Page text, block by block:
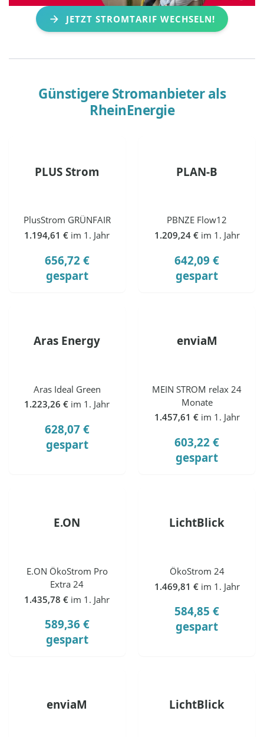
JETZT STROMTARIF WECHSELN!
Günstigere Stromanbieter als
RheinEnergie
PLUS Strom
PlusStrom GRÜNFAIR
1.194,61 € im 1. Jahr
656,72 €
gespart
PLAN-B
PBNZE Flow12
1.209,24 € im 1. Jahr
642,09 €
gespart
Aras Energy
Aras Ideal Green
1.223,26 € im 1. Jahr
628,07 €
gespart
enviaM
MEIN STROM relax 24
Monate
1.457,61 € im 1. Jahr
603,22 €
gespart
E.ON
E.ON ÖkoStrom Pro
Extra 24
1.435,78 € im 1. Jahr
589,36 €
gespart
LichtBlick
ÖkoStrom 24
1.469,81 € im 1. Jahr
584,85 €
gespart
enviaM LichtBlick